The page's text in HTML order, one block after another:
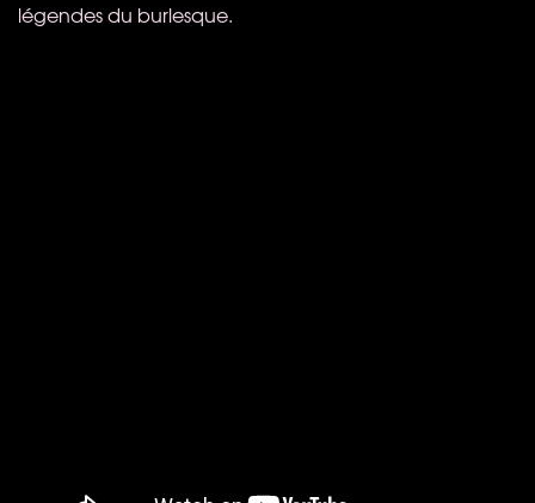
légendes du burlesque.